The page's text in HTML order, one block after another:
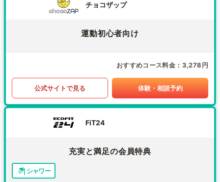
チョコザップ
運動初心者向け
おすすめコース料金 3,278円
公式サイトで見る 体験・相談予約
FiT24
充実と満足の会員特典
シャワー